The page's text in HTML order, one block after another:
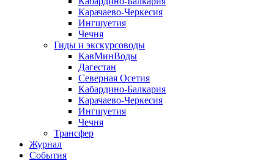
Карачаево-Черкесия
Ингшуетия
Чечня
Гиды и экскурсоводы
КавМинВоды
Дагестан
Северная Осетия
Кабардино-Балкария
Карачаево-Черкесия
Ингшуетия
Чечня
Трансфер
Журнал
События